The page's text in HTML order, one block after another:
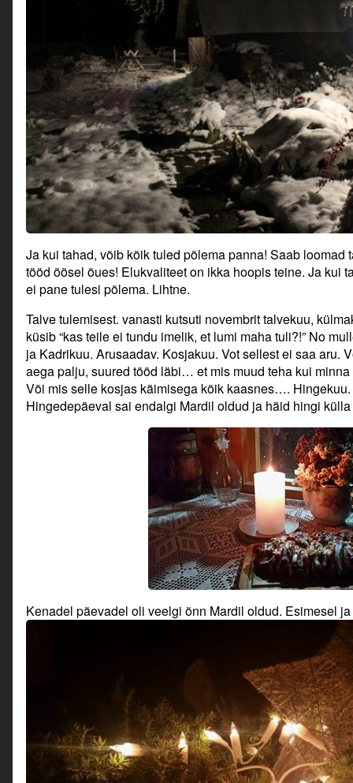
Ja kui tahad, võib kõik tuled põlema panna! Saab loomad
tööd öösel õues! Elukvaliteet on ikka hoopis teine. Ja kui
ei pane tulesi põlema. Lihtne.
Talve tulemisest. vanasti kutsuti novembrit talvekuu,
küsib “kas teile ei tundu imelik, et lumi maha tuli?!” No
ja Kadrikuu. Arusaadav. Kosjakuu. Vot sellest ei saa aru.
aega palju, suured tööd läbi… et mis muud teha kui
Või mis selle kosjas käimisega kõik kaasnes….
Hingedepäeval sai endalgi Mardil oldud ja häid hingi
Kenadel päevadel oli veelgi õnn Mardil oldud. Esimesel